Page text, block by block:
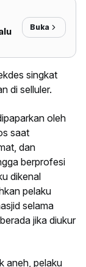
Buka
singkat
di selluler.
oleh
saat
dan
berprofesi
dikenal
pelaku
selama
jika diukur
aneh, pelaku